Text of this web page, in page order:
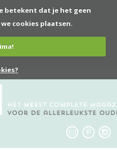
betekent dat je het geen
cookies plaatsen.